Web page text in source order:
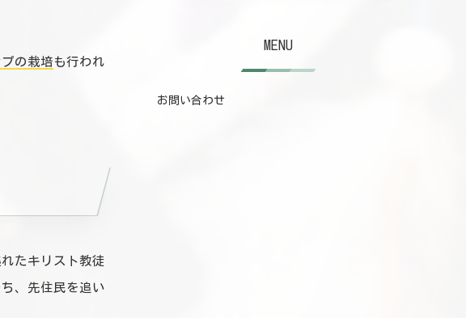
の栽培も行われ
たキリスト教徒
、先住民を追い
MENU
お問い合わせ